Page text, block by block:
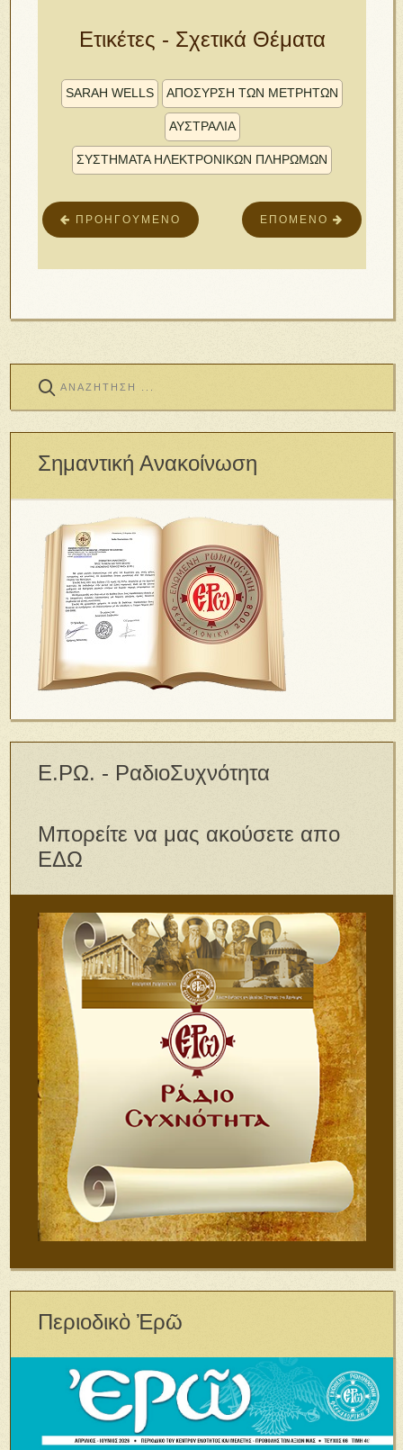
Ετικέτες - Σχετικά Θέματα
SARAH WELLS ΑΠΌΣΥΡΣΗ ΤΩΝ ΜΕΤΡΗΤΏΝ
ΑΥΣΤΡΑΛΙΑ
ΣΥΣΤΉΜΑΤΑ ΗΛΕΚΤΡΟΝΙΚΏΝ ΠΛΗΡΩΜΏΝ
ΕΠΌΜΕΝΟ
ΠΡΟΗΓΟΎΜΕΝΟ
Σημαντική Ανακοίνωση
Ε.ΡΩ. - ΡαδιοΣυχνότητα
Μπορείτε να μας ακούσετε απο
ΕΔΩ
Περιοδικὸ Ἐρῶ